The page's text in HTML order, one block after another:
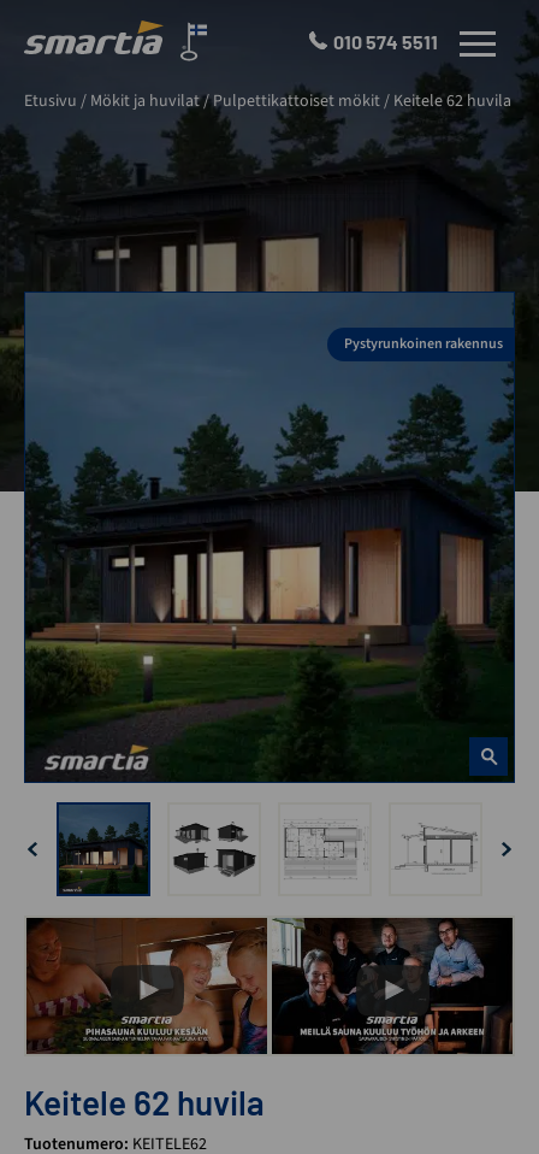
Oy
010 574 5511 VALIKKO
Etusivu / Mökit ja huvilat/Pulpettikattoiset mökit/ Keitele 62 huvila
Pystyrunkoinen rakennus
Keitele 62 huvila
Tuotenumero: KEITELE62